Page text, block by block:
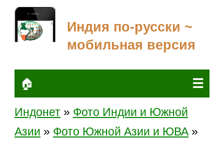
Индия по-русски ~
мобильная версия
🏠 ☰
Индонет » Фото Индии и Южной
Азии » Фото Южной Азии и ЮВА»